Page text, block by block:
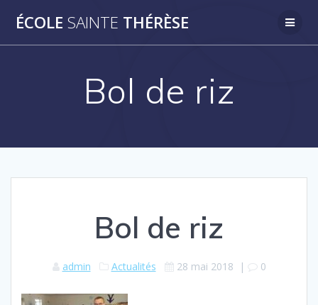
au
ÉCOLE SAINTE THÉRÈSE
Bol de riz
Bol de riz
admin Actualités 28 mai 2018 | 0